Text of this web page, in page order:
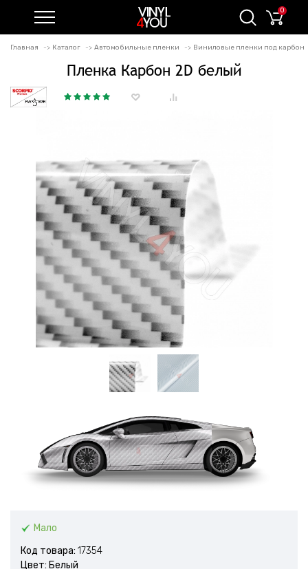
0
Главная Каталог Автомобильные пленки Виниловые пленки под карбон
Пленка Карбон 2D белый
Мало
Код товара: 17354
Цвет: Белый